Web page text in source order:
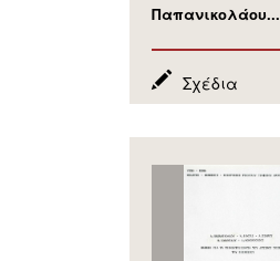
Παπανικολάου...
Σχέδια